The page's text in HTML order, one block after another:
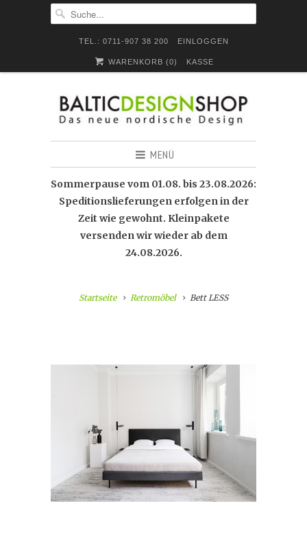
TEL.: 0711-907 38 200 EINLOGGEN
WARENKORB (0) KASSE
MENÜ
Sommerpause vom 01.08. bis 23.08.2026:
Speditionslieferungen erfolgen in der
Zeit wie gewohnt. Kleinpakete
versenden wir wieder ab dem
24.08.2026.
Startseite Retromöbel Bett LESS